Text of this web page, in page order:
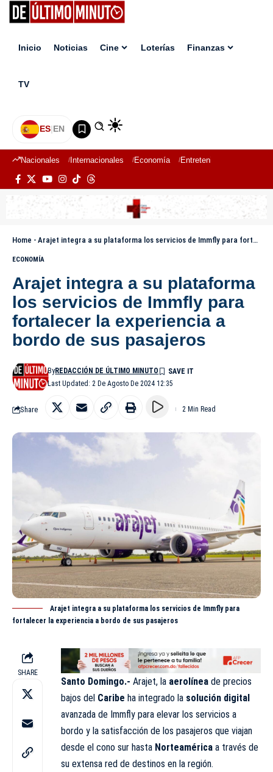
Inicio Noticias Cine Loterías Finanzas
TV
ES|EN
Nacionales Internacionales Economía Entretenimiento
Home - Arajet integra a su plataforma los servicios de Immfly para fortalecer la experiencia a bordo de sus pasajeros
ECONOMÍA
Arajet integra a su plataforma
los servicios de Immfly para
fortalecer la experiencia a
bordo de sus pasajeros
Last Updated: 2 De Agosto De 2024 12:35
ByREDACCIÓN DE ÚLTIMO MINUTO
Share 2 Min Read
Arajet integra a su plataforma los servicios de Immfly para
fortalecer la experiencia a bordo de sus pasajeros
SHARE
Santo Domingo.- Arajet, la aerolínea de precios
bajos del Caribe ha integrado la solución digital
avanzada de Immfly para elevar los servicios a
bordo y la satisfacción de los pasajeros que viajan
desde el cono sur hasta Norteamérica a través de
su extensa red de destinos en la región.